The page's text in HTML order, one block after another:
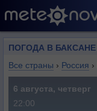
ПОГОДА В БАКСАНЕ
Все страны › Россия ›
6 августа, четверг
22:00